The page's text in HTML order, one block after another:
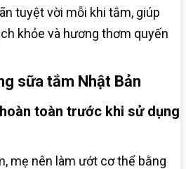
tuyệt vời mỗi khi tắm, giúp
khỏe và hương thơm quyến
sữa tắm Nhật Bản
toàn trước khi sử dụng
mẹ nên làm ướt cơ thể bằng